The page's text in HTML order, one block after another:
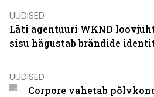
UUDISED
Läti agentuuri WKND
sisu hägustab brändide
UUDISED
Corpore vahetab